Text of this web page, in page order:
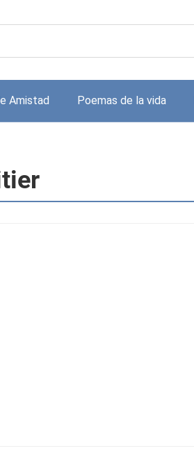
Amistad Poemas de la vida